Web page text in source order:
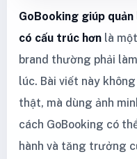
GoBooking giúp quản
có cấu trúc hơn là
brand thường phải
lúc. Bài viết này
thật, mà dùng ảnh
cách GoBooking có
hành và tăng trưởng